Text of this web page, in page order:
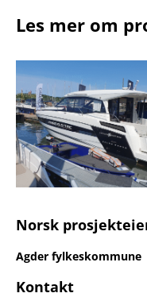
Les mer om
Norsk
Agder fylkeskommune
Kontakt